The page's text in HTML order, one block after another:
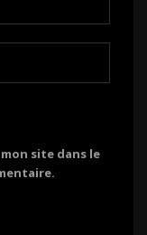
site dans le